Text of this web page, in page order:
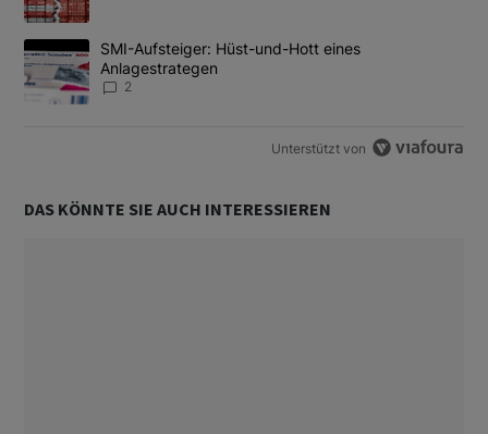
Ein Trendartikel mit dem Titel "SMI-Aufsteiger: Hüst-und-Hott
SMI-Aufsteiger: Hüst-und-Hott eines
Anlagestrategen
2
Unterstützt von
DAS KÖNNTE SIE AUCH INTERESSIEREN